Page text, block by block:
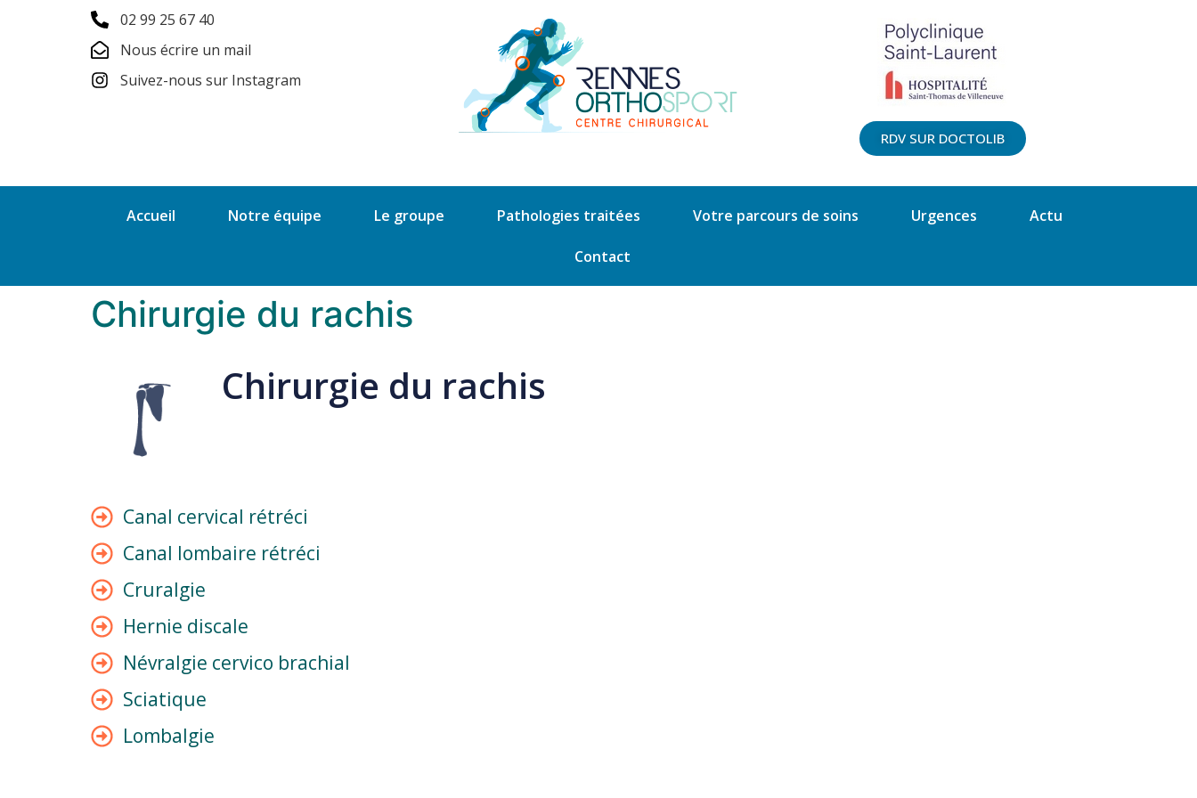
02 99 25 67 40
Nous écrire un mail
Suivez-nous sur Instagram
RDV SUR DOCTOLIB
Accueil Notre équipe Le groupe Pathologies traitées Votre parcours de soins Urgences Actu
Contact
Chirurgie du rachis
Chirurgie du rachis
Canal cervical rétréci
Canal lombaire rétréci
Cruralgie
Hernie discale
Névralgie cervico brachial
Sciatique
Lombalgie